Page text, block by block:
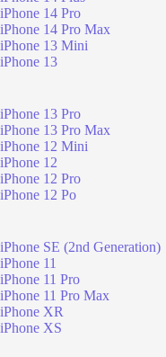
iPhone 14 Pro
iPhone 14 Pro Max
iPhone 13 Mini
iPhone 13
iPhone 13 Pro
iPhone 13 Pro Max
iPhone 12 Mini
iPhone 12
iPhone 12 Pro
iPhone 12 Po
iPhone SE (2nd Generation)
iPhone 11
iPhone 11 Pro
iPhone 11 Pro Max
iPhone XR
iPhone XS